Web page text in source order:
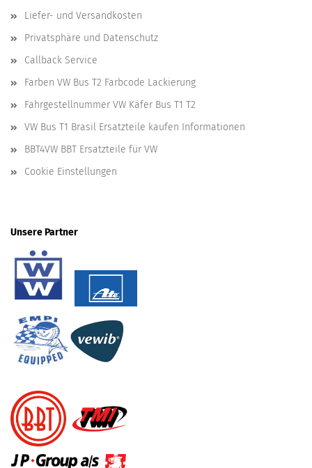
Liefer- und Versandkosten
Privatsphäre und Datenschutz
Callback Service
Farben VW Bus T2 Farbcode Lackierung
Fahrgestellnummer VW Käfer Bus T1 T2
VW Bus T1 Brasil Ersatzteile kaufen Informationen
BBT4VW BBT Ersatzteile für VW
Cookie Einstellungen
Unsere Partner